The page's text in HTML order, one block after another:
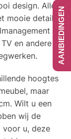
design. Alle
mooie details.
en andere
hoogtes
maar
Wilt u een
wij de
voor u, deze
AANBIEDINGEN